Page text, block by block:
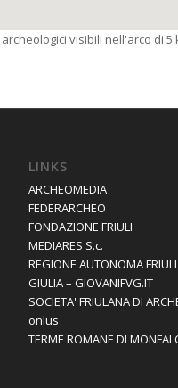
visibili nell'arco di
LINKS
ARCHEOMEDIA
FEDERARCHEO
FONDAZIONE FRIULI
MEDIARES S.c.
REGIONE AUTONOMA
GIULIA – GIOVANIFVG.IT
SOCIETA' FRIULANA DI
onlus
TERME ROMANE DI